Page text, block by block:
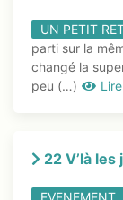
UN PETIT
parti sur la
changé la
peu (…)
22 V’là